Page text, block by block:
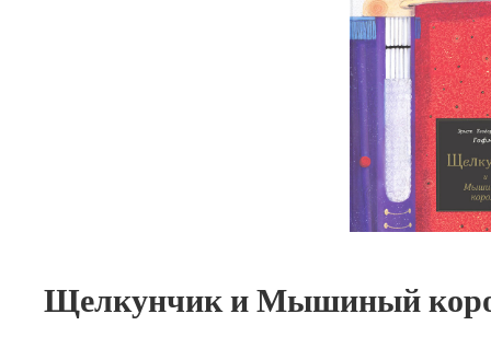
Щелкунчик и Мышиный